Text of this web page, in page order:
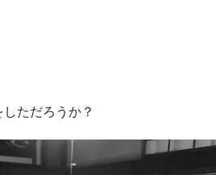
ただろうか？